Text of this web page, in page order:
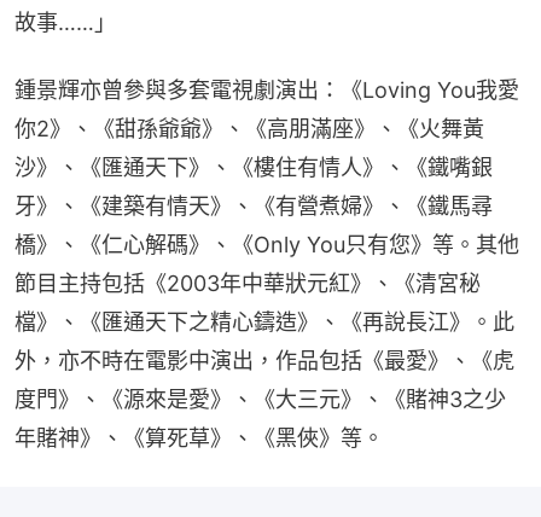
故事……」
鍾景輝亦曾參與多套電視劇演出：《Loving You我愛
你2》、《甜孫爺爺》、《高朋滿座》、《火舞黃
沙》、《匯通天下》、《樓住有情人》、《鐵嘴銀
牙》、《建築有情天》、《有營煮婦》、《鐵馬尋
橋》、《仁心解碼》、《Only You只有您》等。其他
節目主持包括《2003年中華狀元紅》、《清宮秘
檔》、《匯通天下之精心鑄造》、《再說長江》。此
外，亦不時在電影中演出，作品包括《最愛》、《虎
度門》、《源來是愛》、《大三元》、《賭神3之少
年賭神》、《算死草》、《黑俠》等。